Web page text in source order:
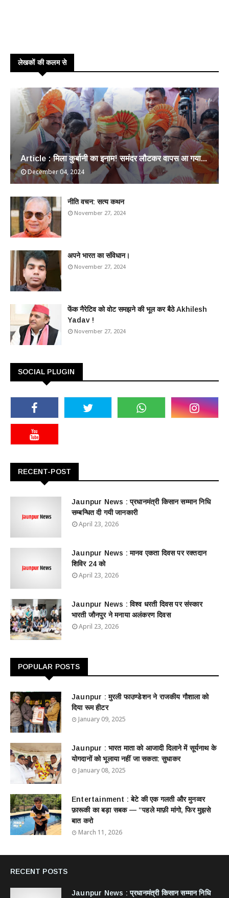
लेखकों की कलम से
Article : मिला कुर्बानी का इनाम! समंदर लौटकर वापस आ गया...
December 04, 2024
​नीति वचन: सत्य कथन
November 27, 2024
अपने भारत का संविधान।
November 27, 2024
फेंक नैरेटिव को वोट समझने की भूल कर बैठे Akhilesh
Yadav !
November 27, 2024
SOCIAL PLUGIN
RECENT-POST
Jaunpur News : ​प्रधानमंत्री किसान सम्मान निधि
सम्बन्धित दी गयी जानकारी
April 23, 2026
Jaunpur News : ​मानव एकता दिवस पर रक्तदान
शिविर 24 को
April 23, 2026
Jaunpur News : विश्व धरती दिवस पर संस्कार
भारती जौनपुर ने मनाया अलंकरण दिवस
April 23, 2026
POPULAR POSTS
Jaunpur : ​मुरली फाउण्डेशन ने राजकीय गौशाला को
दिया रूम हीटर
January 09, 2025
Jaunpur : ​भारत माता को आजादी दिलाने में सूर्यनाथ के
योगदानों को भूलाया नहीं जा सकता: सुधाकर
January 08, 2025
Entertainment : बेटे की एक गलती और मुनव्वर
फ़ारूकी का बड़ा सबक — “पहले माफ़ी मांगो, फिर मुझसे
बात करो
March 11, 2026
RECENT POSTS
Jaunpur News : ​प्रधानमंत्री किसान सम्मान निधि